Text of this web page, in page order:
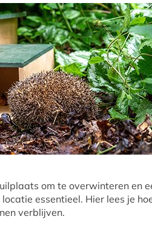
om te overwinteren en
essentieel. Hier lees je
verblijven.